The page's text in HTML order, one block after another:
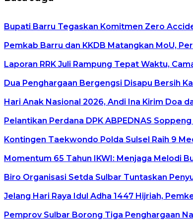
Bupati Barru Tegaskan Komitmen Zero
Pemkab Barru dan KKDB Matangkan MoU,
Laporan RRK Juli Rampung Tepat Waktu,
Dua Penghargaan Bergengsi Disapu Bersih
Hari Anak Nasional 2026, Andi Ina Kirim Doa
Pelantikan Perdana DPK ABPEDNAS
Kontingen Taekwondo Polda Sulsel Raih 9
Momentum 65 Tahun IKWI: Menjaga Melodi
Biro Organisasi Setda Sulbar Tuntaskan
Jelang Hari Raya Idul Adha 1447 Hijriah,
Pemprov Sulbar Borong Tiga Penghargaan